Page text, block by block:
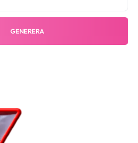
GENERERA